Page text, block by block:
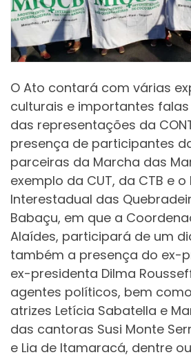
O Ato contará com várias
culturais e importantes
das representações da
presença de participantes
parceiras da Marcha das
exemplo da CUT, da CTB e
Interestadual das
Babaçu, em que a
Alaídes, participará de um
também a presença do ex-
ex-presidenta Dilma
agentes políticos, bem
atrizes Letícia Sabatella e
das cantoras Susi Monte
e Lia de Itamaracá, dentre